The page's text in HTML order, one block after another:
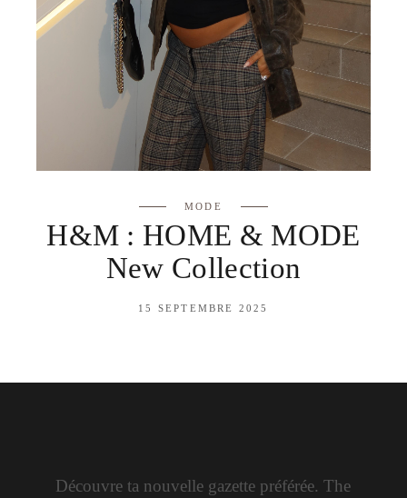
MODE
H&M : HOME & MODE
New Collection
15 SEPTEMBRE 2025
Découvre ta nouvelle gazette préférée. The